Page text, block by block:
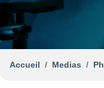
Accueil Medias